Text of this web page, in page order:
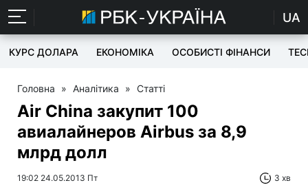
UA
КУРС ДОЛАРА ЕКОНОМІКА ОСОБИСТІ ФІНАНСИ
Головна » Аналітика » Статті
Air China закупит 100
авиалайнеров Airbus за 8,9
млрд долл
19:02 24.05.2013 Пт 3 хв